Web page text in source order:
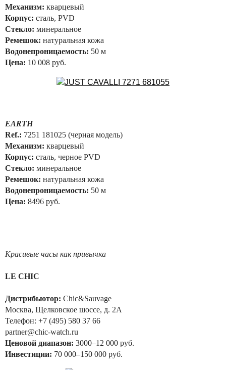
Механизм: кварцевый
Корпус: сталь, PVD
Стекло: минеральное
Ремешок: натуральная кожа
Водонепроницаемость: 50 м
Цена: 10 008 руб.
EARTH
Ref.: 7251 181025 (черная модель)
Механизм: кварцевый
Корпус: сталь, черное PVD
Стекло: минеральное
Ремешок: натуральная кожа
Водонепроницаемость: 50 м
Цена: 8496 руб.
Красивые часы как привычка
LE CHIC
Дистрибьютор: Chic&Sauvage
Москва, Щелковское шоссе, д. 2А
Телефон: +7 (495) 580 37 66
partner@chic-watch.ru
Ценовой диапазон: 3000–12 000 руб.
Инвестиции: 70 000–150 000 руб.